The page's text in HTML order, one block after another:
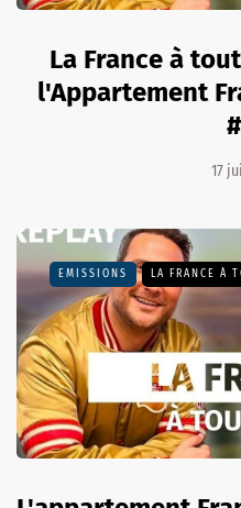
La France à
l'Appartement
17
EMISSIONS LA FRANCE À